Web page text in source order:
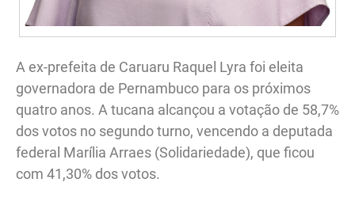
A ex-prefeita de Caruaru Raquel Lyra foi eleita
governadora de Pernambuco para os próximos
quatro anos. A tucana alcançou a votação de 58,7%
dos votos no segundo turno, vencendo a deputada
federal Marília Arraes (Solidariedade), que ficou
com 41,30% dos votos.